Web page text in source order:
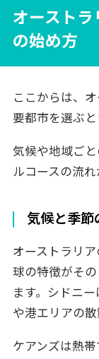
1日
2日目
5日目
6日目
7日
5日間短縮
2日目
4日目
5日
10日間充
ーフ
オースト
の始め方
ここからは、
要都市を選ぶと
気候や地域ご
ルコースの流れ
気候と季節
オーストラリ
球の特徴がそ
ます。シドニ
や港エリアの散
ケアンズは熱